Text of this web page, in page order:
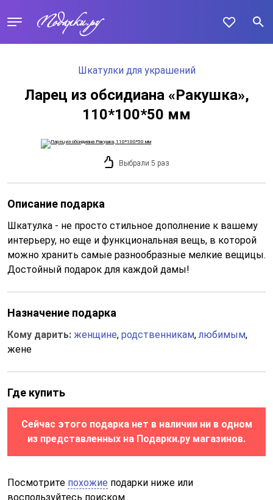
Шкатулки для украшений
Ларец из обсидиана «Ракушка»,
110*100*50 мм
Выбрали 5 раз
Описание подарка
Шкатулка - не просто стильное дополнение к вашему
интерьеру, но еще и функциональная вещь, в которой
можно хранить самые разнообразные мелкие вещицы.
Достойный подарок для каждой дамы!
Назначение подарка
Кому дарить: женщине, родственникам,любимым,
жене
Где купить
Сейчас этого подарка нет в наличии ни в одном
из представленных на Подарки.ру магазинов.
Посмотрите похожие подарки ниже или
воспользуйтесь поиском.